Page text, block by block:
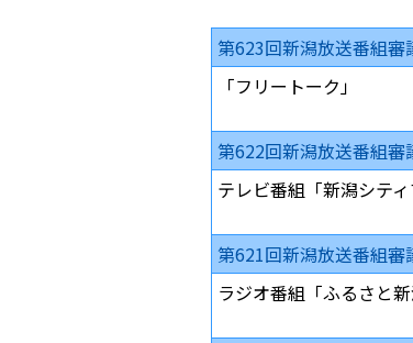
第623回新潟放送番組審
「フリートーク」
第622回新潟放送番組審
テレビ番組「新潟シティ
第621回新潟放送番組審
ラジオ番組「ふるさと